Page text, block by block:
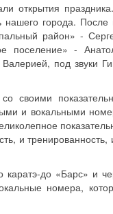
открытия
города. После
район» -
поселение» -
под звуки
своими
и вокальными
и тренированность,
до «Барс» и
номера,